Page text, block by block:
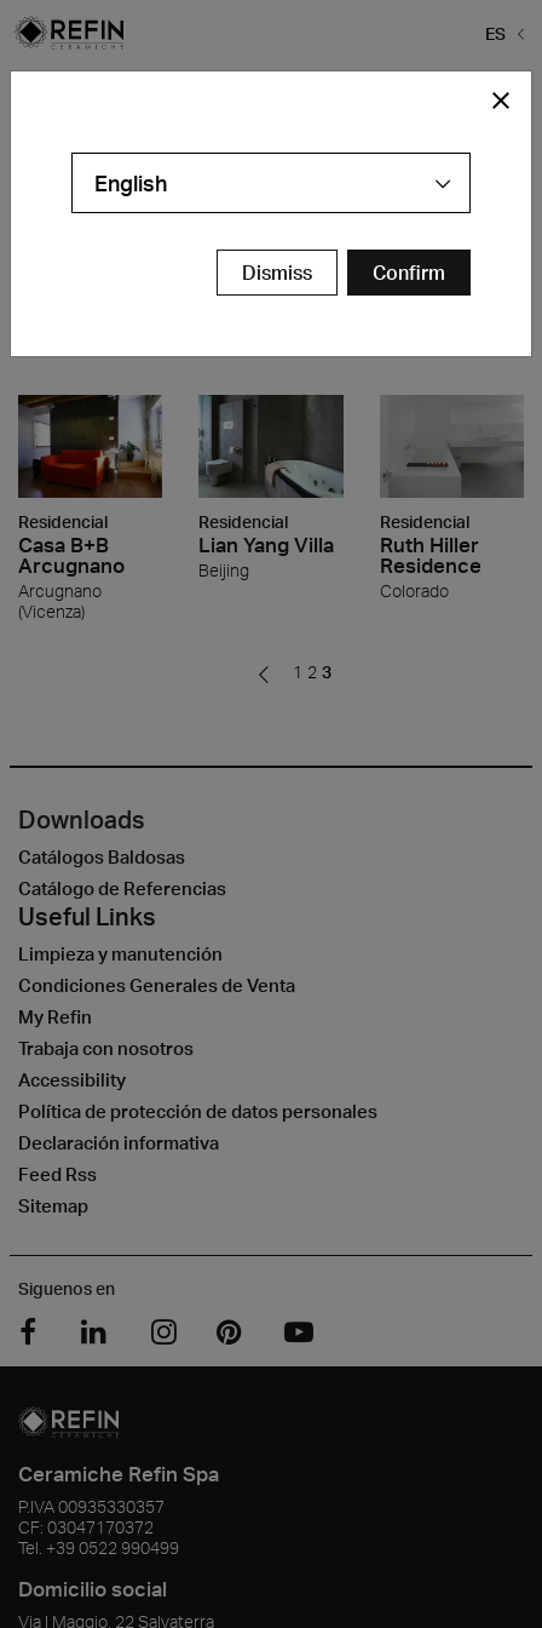
ES
Residencial
335 Mansfield
Residencial
Furlong Road
Residencial
Casa B+B
Arcugnano
Arcugnano
(Vicenza)
Residencial
Lian Yang Villa
Beijing
Residencial
Ruth Hiller
Residence
Colorado
1 2 3
Downloads
Catálogos Baldosas
Catálogo de Referencias
Useful Links
Limpieza y manutención
Condiciones Generales de Venta
My Refin
Trabaja con nosotros
Accessibility
Política de protección de datos personales
Declaración informativa
Feed Rss
Sitemap
Siguenos en
Ceramiche Refin Spa
P.IVA00935330357
CF: 03047170372
Tel. +39 0522 990499
Domicilio social
Via I Maggio, 22 Salvaterra
English
Dismiss Confirm